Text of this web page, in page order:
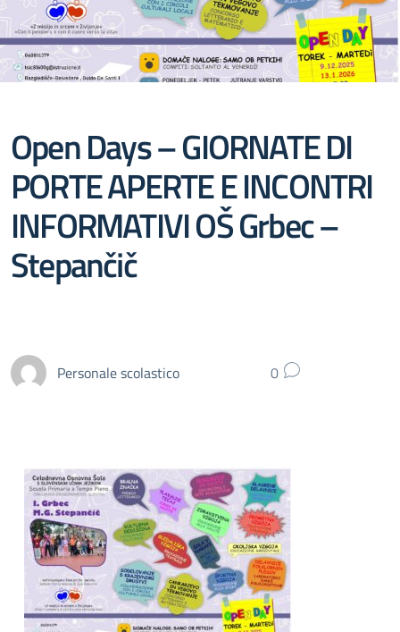
Open Days – GIORNATE DI
PORTE APERTE E INCONTRI
INFORMATIVI OŠ Grbec –
Stepančič
Personale scolastico 0